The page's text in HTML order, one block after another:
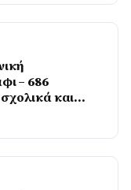
– 686
και